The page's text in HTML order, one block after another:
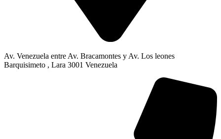
Av. Venezuela entre Av. Bracamontes y Av. Los leones
Barquisimeto , Lara 3001 Venezuela